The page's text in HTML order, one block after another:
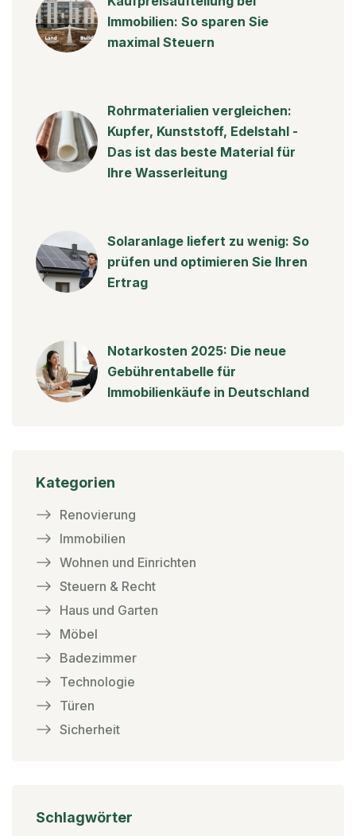
Immobilien: So sparen Sie
maximal Steuern
Rohrmaterialien vergleichen:
Kupfer, Kunststoff, Edelstahl -
Das ist das beste Material für
Ihre Wasserleitung
Solaranlage liefert zu wenig: So
prüfen und optimieren Sie Ihren
Ertrag
Notarkosten 2025: Die neue
Gebührentabelle für
Immobilienkäufe in Deutschland
Kategorien
Renovierung
Immobilien
Wohnen und Einrichten
Steuern & Recht
Haus und Garten
Möbel
Badezimmer
Technologie
Türen
Sicherheit
Schlagwörter